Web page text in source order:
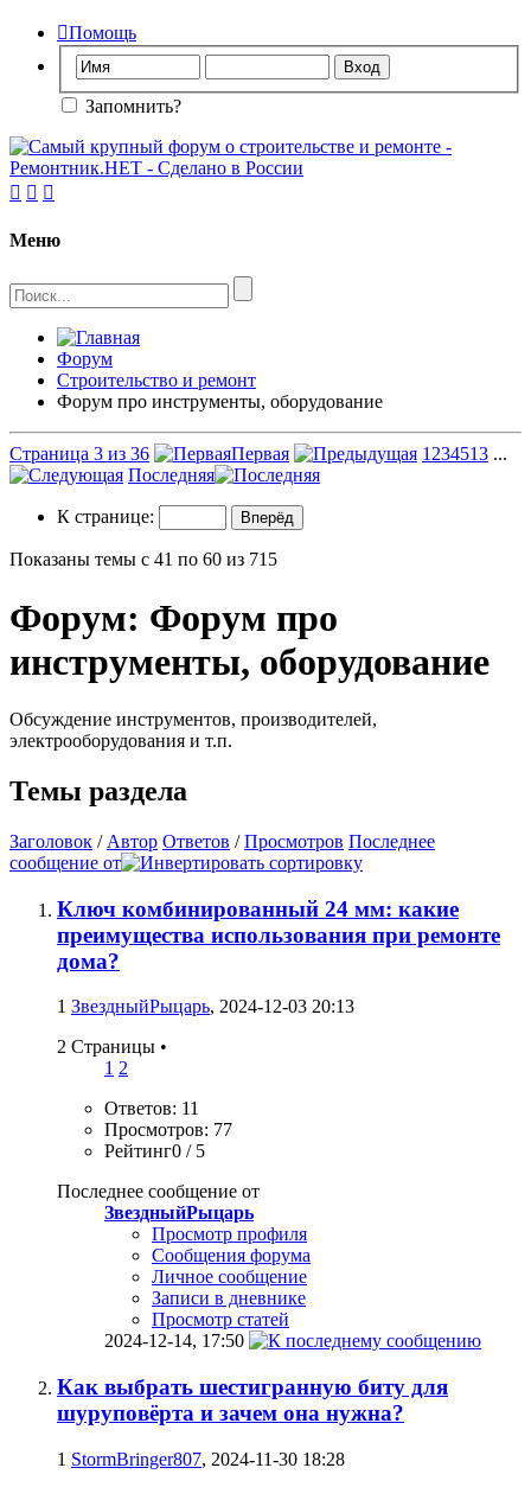
Помощь
Запомнить?
  
Меню
Форум
Строительство и ремонт
Форум про инструменты, оборудование
Страница 3 из 36 Первая 1 234513 ...
Последняя
К странице:
Показаны темы с 41 по 60 из 715
Форум: Форум про
инструменты, оборудование
Обсуждение инструментов, производителей,
электрооборудования и т.п.
Темы раздела
Заголовок / Автор Ответов /Просмотров Последнее
сообщение от
Ключ комбинированный 24 мм: какие
преимущества использования при ремонте
дома?
1 ЗвездныйРыцарь, 2024-12-03 20:13
2 Страницы •
1 2
Ответов: 11
Просмотров: 77
Рейтинг0 / 5
Последнее сообщение от
ЗвездныйРыцарь
Просмотр профиля
Сообщения форума
Личное сообщение
Записи в дневнике
Просмотр статей
2024-12-14, 17:50
Как выбрать шестигранную биту для
шуруповёрта и зачем она нужна?
1 StormBringer807, 2024-11-30 18:28